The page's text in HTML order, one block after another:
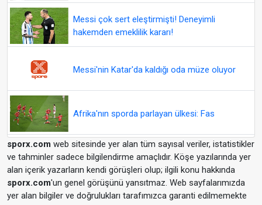
Messi çok sert eleştirmişti! Deneyimli
hakemden emeklilik kararı!
Messi'nin Katar'da kaldığı oda müze oluyor
Afrika'nın sporda parlayan ülkesi: Fas
sporx.com web sitesinde yer alan tüm sayısal veriler, istatistikler
ve tahminler sadece bilgilendirme amaçlıdır. Köşe yazılarında yer
alan içerik yazarların kendi görüşleri olup; ilgili konu hakkında
sporx.com'un genel görüşünü yansıtmaz. Web sayfalarımızda
yer alan bilgiler ve doğrulukları tarafımızca garanti edilmemekte